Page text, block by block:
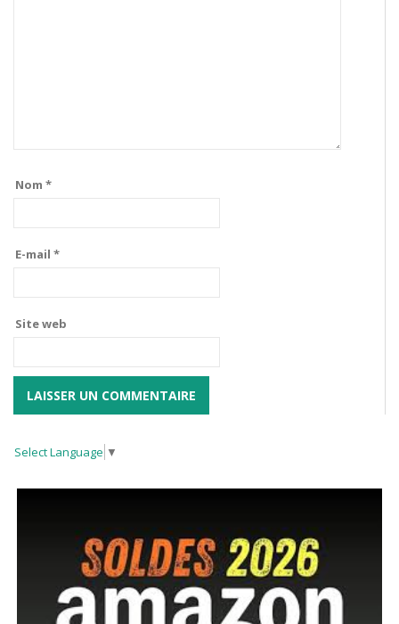
Nom *
E-mail *
Site web
Select Language ▼